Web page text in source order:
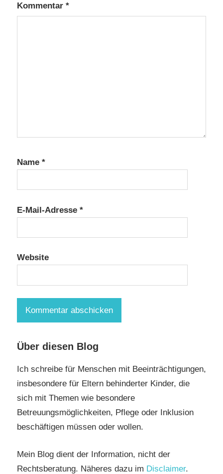
Kommentar *
Name *
E-Mail-Adresse *
Website
Über diesen Blog
Ich schreibe für Menschen mit Beeinträchtigungen,
insbesondere für Eltern behinderter Kinder, die
sich mit Themen wie besondere
Betreuungsmöglichkeiten, Pflege oder Inklusion
beschäftigen müssen oder wollen.
Mein Blog dient der Information, nicht der
Rechtsberatung. Näheres dazu im Disclaimer.